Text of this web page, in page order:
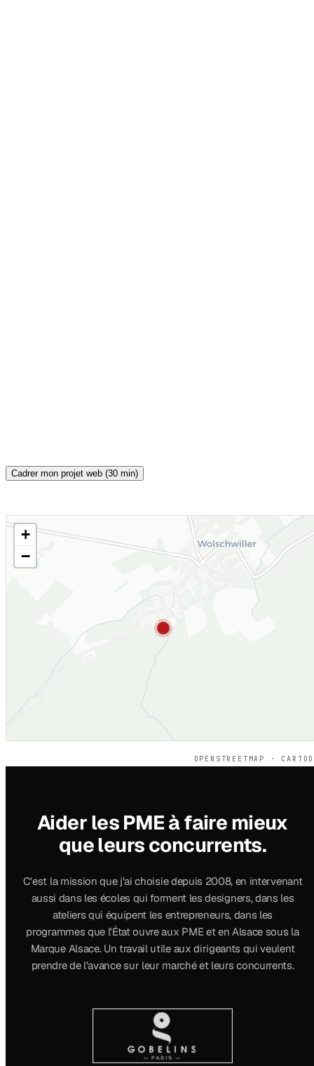
Cadrer mon projet web (30 min)
CARTE INTERACTIVE
+
−
OPENSTREETMAP ·
Aider les PME à faire mieux
que leurs concurrents.
C'est la mission que j'ai choisie depuis 2008, en intervenant
aussi dans les écoles qui forment les designers, dans les
ateliers qui équipent les entrepreneurs, dans les
programmes que l'État ouvre aux PME et en Alsace sous la
Marque Alsace. Un travail utile aux dirigeants qui veulent
prendre de l'avance sur leur marché et leurs concurrents.